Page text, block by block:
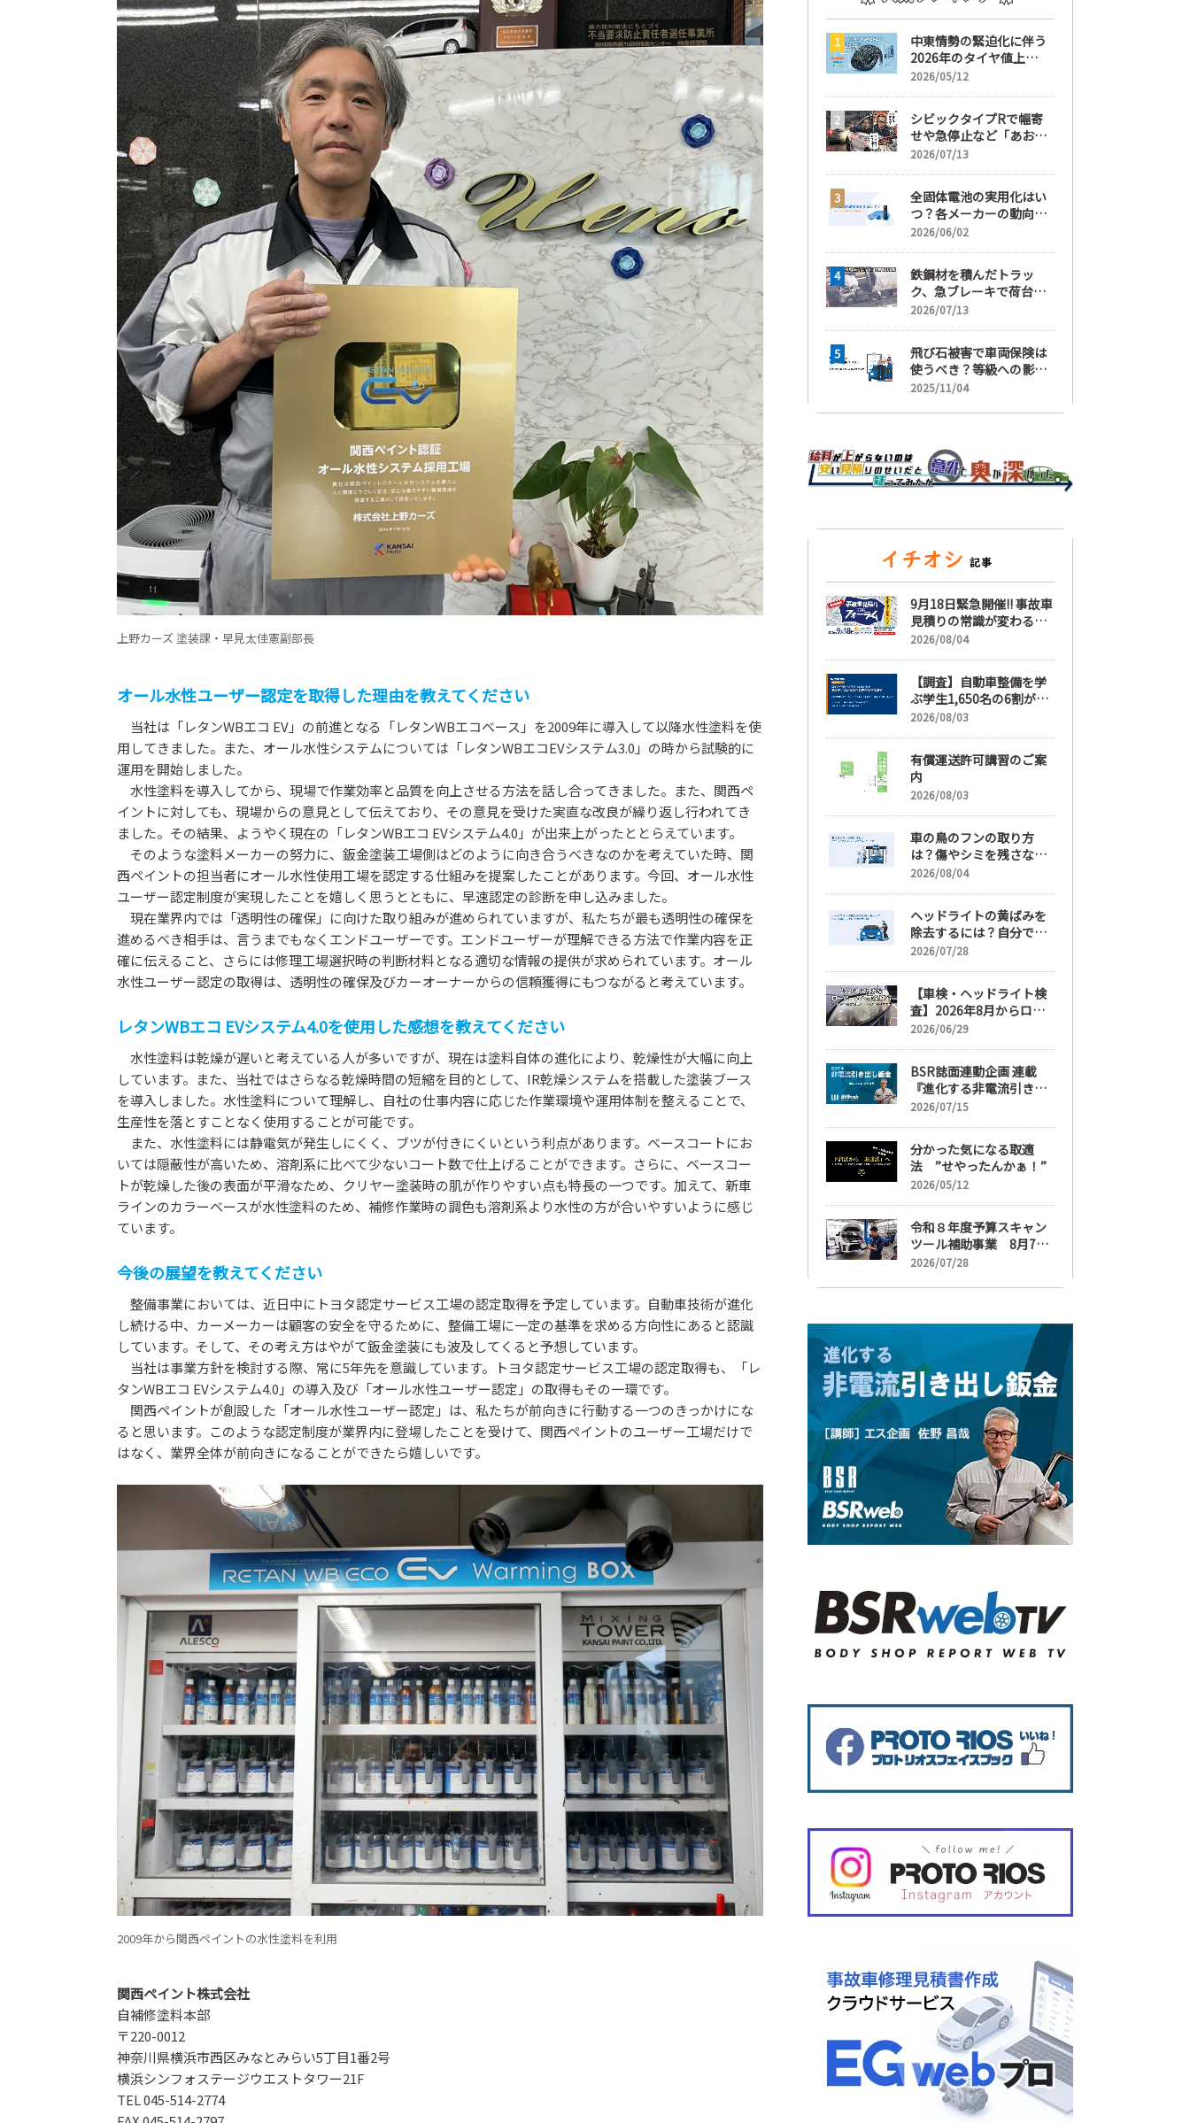
上野カーズ 塗装課・早見太佳憲副部長
オール水性ユーザー認定を取得した理由を教えてください
当社は「レタンWBエコ EV」の前進となる「レタンWBエコベース」を2009年に導入して以降水性塗料を使
用してきました。また、オール水性システムについては「レタンWBエコEVシステム3.0」の時から試験的に
運用を開始しました。
水性塗料を導入してから、現場で作業効率と品質を向上させる方法を話し合ってきました。また、関西ペ
イントに対しても、現場からの意見として伝えており、その意見を受けた実直な改良が繰り返し行われてき
ました。その結果、ようやく現在の「レタンWBエコ EVシステム4.0」が出来上がったととらえています。
そのような塗料メーカーの努力に、鈑金塗装工場側はどのように向き合うべきなのかを考えていた時、関
西ペイントの担当者にオール水性使用工場を認定する仕組みを提案したことがあります。今回、オール水性
ユーザー認定制度が実現したことを嬉しく思うとともに、早速認定の診断を申し込みました。
現在業界内では「透明性の確保」に向けた取り組みが進められていますが、私たちが最も透明性の確保を
進めるべき相手は、言うまでもなくエンドユーザーです。エンドユーザーが理解できる方法で作業内容を正
確に伝えること、さらには修理工場選択時の判断材料となる適切な情報の提供が求められています。オール
水性ユーザー認定の取得は、透明性の確保及びカーオーナーからの信頼獲得にもつながると考えています。
レタンWBエコ EVシステム4.0を使用した感想を教えてください
水性塗料は乾燥が遅いと考えている人が多いですが、現在は塗料自体の進化により、乾燥性が大幅に向上
しています。また、当社ではさらなる乾燥時間の短縮を目的として、IR乾燥システムを搭載した塗装ブース
を導入しました。水性塗料について理解し、自社の仕事内容に応じた作業環境や運用体制を整えることで、
生産性を落とすことなく使用することが可能です。
また、水性塗料には静電気が発生しにくく、ブツが付きにくいという利点があります。ベースコートにお
いては隠蔽性が高いため、溶剤系に比べて少ないコート数で仕上げることができます。さらに、ベースコー
トが乾燥した後の表面が平滑なため、クリヤー塗装時の肌が作りやすい点も特長の一つです。加えて、新車
ラインのカラーベースが水性塗料のため、補修作業時の調色も溶剤系より水性の方が合いやすいように感じ
ています。
今後の展望を教えてください
整備事業においては、近日中にトヨタ認定サービス工場の認定取得を予定しています。自動車技術が進化
し続ける中、カーメーカーは顧客の安全を守るために、整備工場に一定の基準を求める方向性にあると認識
しています。そして、その考え方はやがて鈑金塗装にも波及してくると予想しています。
当社は事業方針を検討する際、常に5年先を意識しています。トヨタ認定サービス工場の認定取得も、「レ
タンWBエコ EVシステム4.0」の導入及び「オール水性ユーザー認定」の取得もその一環です。
関西ペイントが創設した「オール水性ユーザー認定」は、私たちが前向きに行動する一つのきっかけにな
ると思います。このような認定制度が業界内に登場したことを受けて、関西ペイントのユーザー工場だけで
はなく、業界全体が前向きになることができたら嬉しいです。
2009年から関西ペイントの水性塗料を利用
関西ペイント株式会社
自補修塗料本部
〒220-0012
神奈川県横浜市西区みなとみらい5丁目1番2号
横浜シンフォステージウエストタワー21F
TEL 045-514-2774
中東情勢の緊迫化に伴う
2026年のタイヤ値上
げ！ 値上げ実施1ヶ月前
売において極めて重要な
訳
2026/05/12
シビックタイプRで幅寄
せや急停止など「あおり
運転」の疑い
2026/07/13
全固体電池の実用化はい
つ？各メーカーの動向と
EVの買い時を解説
2026/06/02
鉄鋼材を積んだトラッ
ク、急ブレーキで荷台が
崩れ、運転手が鉄鋼材に
2026/07/13
飛び石被害で車両保険は
使うべき？等級への影響
と賢い判断基準を解説
2025/11/04
9月18日緊急開催!! 事故車
見積りの常識が変わる
「事故車見積りフォーラ
2026/08/04
【調査】自動車整備を学
ぶ学生1,650名の6割が就
職先選びで「給与」を最
日以上」希望も66.3%
2026/08/03
有償運送許可講習のご案
内
2026/08/03
車の鳥のフンの取り方
は？傷やシミを残さない
正しい落とし方と予防策
2026/08/04
ヘッドライトの黄ばみを
除去するには？自分で綺
麗にする手順と業者費用
2026/07/28
【車検・ヘッドライト検
査】2026年8月からロー
ビームへ完全移行、ヘッ
ーティングも重要に
2026/06/29
BSR誌面連動企画 連載
『進化する非電流引き出
し鈑金』【目次】
2026/07/15
分かった気になる取適
法 ”せやったんかぁ！”
2026/05/12
令和８年度予算スキャン
ツール補助事業 8月7日
受け付け開始
2026/07/28